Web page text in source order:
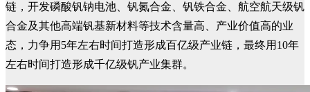
链，开发磷酸钒钠电池、钒氮合金、钒铁合金、航空航天级钒
合金及其他高端钒基新材料等技术含量高、产业价值高的业
态，力争用5年左右时间打造形成百亿级产业链，最终用10年
左右时间打造形成千亿级钒产业集群。